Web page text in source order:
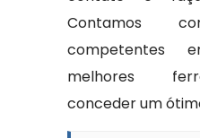
Contamos
competentes
melhores
conceder um